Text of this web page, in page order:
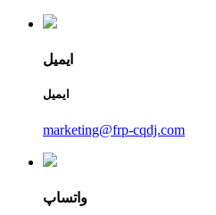
ایمیل
ایمیل
marketing@frp-cqdj.com
واتساپ